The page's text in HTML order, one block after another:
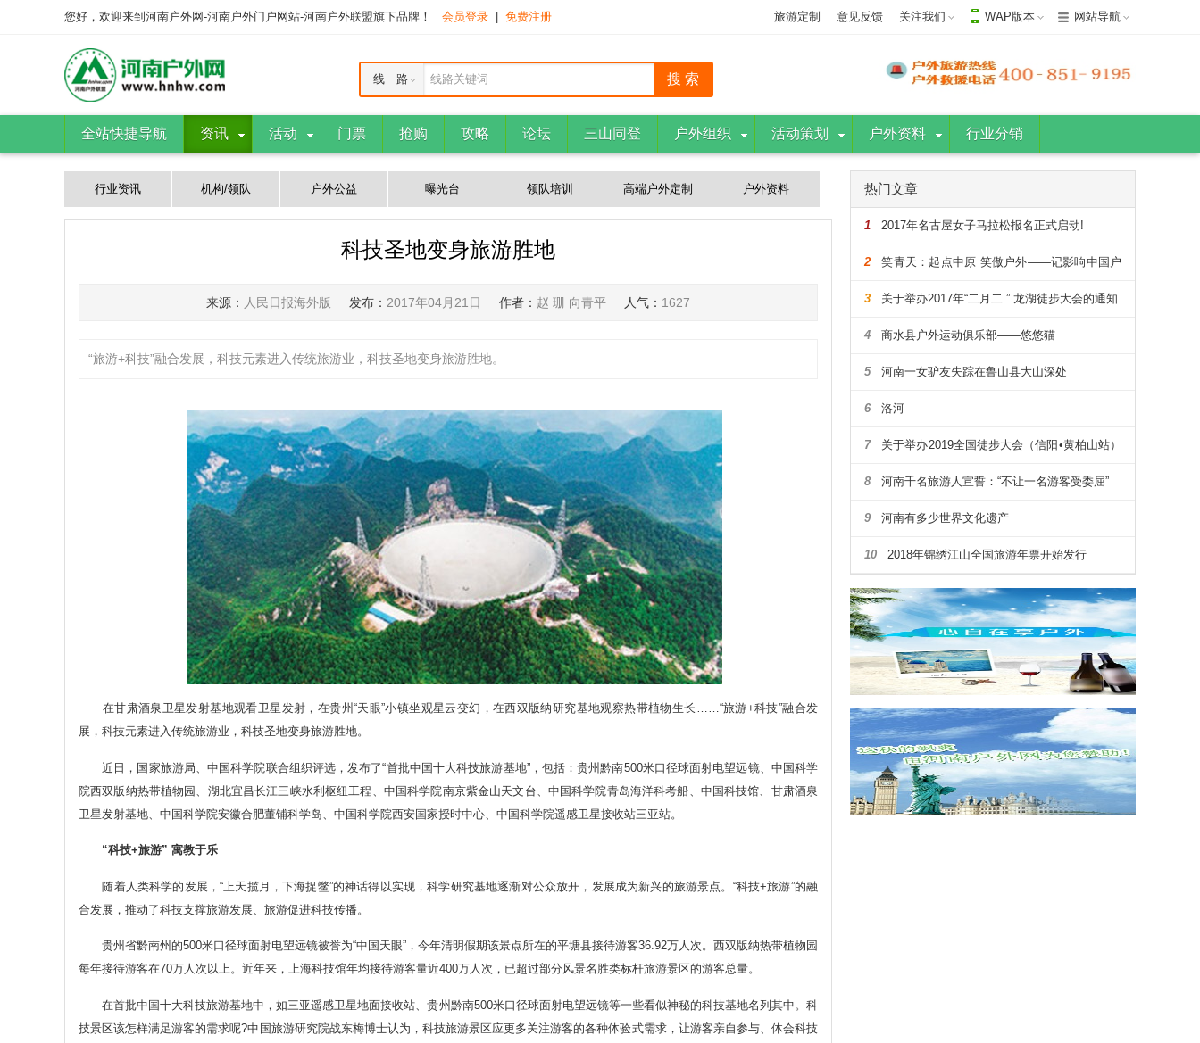
您好，欢迎来到河南户外网-河南户外门户网站-河南户外联盟旗下品牌！ 会员登录 免费注册 旅游定制 意见反馈 关注我们 WAP版本 网站导航
线路关键词
线 路
全站快捷导航 资讯 活动 门票 抢购 攻略 论坛 三山同登 户外组织 活动策划 户外资料 行业分销
行业资讯 机构/领队 户外公益 曝光台 领队培训 高端户外定制 户外资料
科技圣地变身旅游胜地
来源： 人民日报海外版 发布： 2017年04月21日 作者： 赵 珊 向青平 人气： 1627
“旅游+科技”融合发展，科技元素进入传统旅游业，科技圣地变身旅游胜地。
在甘肃酒泉卫星发射基地观看卫星发射，在贵州“天眼”小镇坐观星云变幻，在西双版纳研究基地观察热带植物生长……“旅游+科技”融合发
展，科技元素进入传统旅游业，科技圣地变身旅游胜地。
近日，国家旅游局、中国科学院联合组织评选，发布了“首批中国十大科技旅游基地”，包括：贵州黔南500米口径球面射电望远镜、中国科学
院西双版纳热带植物园、湖北宜昌长江三峡水利枢纽工程、中国科学院南京紫金山天文台、中国科学院青岛海洋科考船、中国科技馆、甘肃酒泉
卫星发射基地、中国科学院安徽合肥董铺科学岛、中国科学院西安国家授时中心、中国科学院遥感卫星接收站三亚站。
“科技+旅游” 寓教于乐
随着人类科学的发展，“上天揽月，下海捉鳖”的神话得以实现，科学研究基地逐渐对公众放开，发展成为新兴的旅游景点。“科技+旅游”的融
合发展，推动了科技支撑旅游发展、旅游促进科技传播。
贵州省黔南州的500米口径球面射电望远镜被誉为“中国天眼”，今年清明假期该景点所在的平塘县接待游客36.92万人次。西双版纳热带植物园
每年接待游客在70万人次以上。近年来，上海科技馆年均接待游客量近400万人次，已超过部分风景名胜类标杆旅游景区的游客总量。
在首批中国十大科技旅游基地中，如三亚遥感卫星地面接收站、贵州黔南500米口径球面射电望远镜等一些看似神秘的科技基地名列其中。科
技景区该怎样满足游客的需求呢?中国旅游研究院战东梅博士认为，科技旅游景区应更多关注游客的各种体验式需求，让游客亲自参与、体会科技
热门文章
1 2017年名古屋女子马拉松报名正式启动!
2 笑青天：起点中原 笑傲户外——记影响中国户
外的108人
3 关于举办2017年“二月二 ” 龙湖徒步大会的通知
4 商水县户外运动俱乐部——悠悠猫
5 河南一女驴友失踪在鲁山县大山深处
6 洛河
7 关于举办2019全国徒步大会（信阳•黄柏山站）
暨第四届河南省户外露营大会通知
8 河南千名旅游人宣誓：“不让一名游客受委屈”
9 河南有多少世界文化遗产
10 2018年锦绣江山全国旅游年票开始发行